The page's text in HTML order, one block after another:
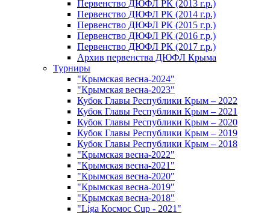
Первенство ДЮФЛ РК (2013 г.р.)
Первенство ДЮФЛ РК (2014 г.р.)
Первенство ДЮФЛ РК (2015 г.р.)
Первенство ДЮФЛ РК (2016 г.р.)
Первенство ДЮФЛ РК (2017 г.р.)
Архив первенства ДЮФЛ Крыма
Турниры
"Крымская весна-2024"
"Крымская весна-2023"
Кубок Главы Республики Крым – 2022
Кубок Главы Республики Крым – 2021
Кубок Главы Республики Крым – 2020
Кубок Главы Республики Крым – 2019
Кубок Главы Республики Крым – 2018
"Крымская весна-2022"
"Крымская весна-2021"
"Крымская весна-2020"
"Крымская весна-2019"
"Крымская весна-2018"
"Liga Космос Cup - 2021"